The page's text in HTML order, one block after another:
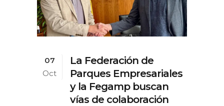
07
Oct
La Federación de
Parques Empresariales
y la Fegamp buscan
vías de colaboración